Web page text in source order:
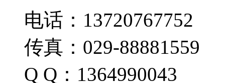
电话：13720767752
传真：029-88881559
Q Q：1364990043